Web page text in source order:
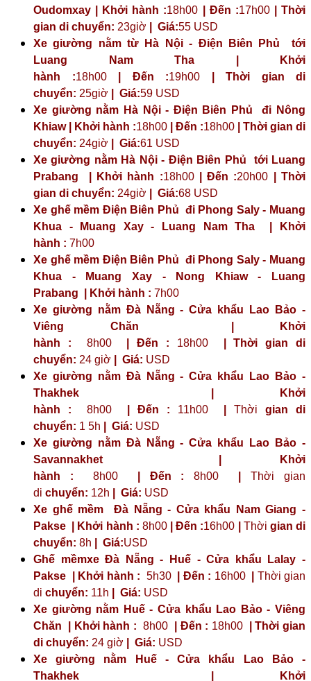
Oudomxay | Khởi hành :18h00 | Đến :17h00| Thời
gian di chuyển: 23giờ | Giá:55 USD
Xe giường nằm từ Hà Nội - Điện Biên Phủ tới
Luang Nam Tha | Khởi
hành :18h00| Đến :19h00 | Thời gian di
chuyển: 25giờ | Giá:59 USD
Xe giường nằm Hà Nội - Điện Biên Phủ đi Nông
Khiaw | Khởi hành :18h00 | Đến :18h00 | Thời gian di
chuyển: 24giờ | Giá:61 USD
Xe giường nằm Hà Nội - Điện Biên Phủ tới Luang
Prabang | Khởi hành :18h00| Đến :20h00 | Thời
gian di chuyển: 24giờ | Giá:68 USD
Xe ghế mềm Điện Biên Phủ đi Phong Saly - Muang
Khua - Muang Xay - Luang Nam Tha | Khởi
hành : 7h00
Xe ghế mềm Điện Biên Phủ đi Phong Saly - Muang
Khua - Muang Xay - Nong Khiaw - Luang
Prabang | Khởi hành : 7h00
Xe giường nằm Đà Nẵng - Cửa khẩu Lao Bảo -
Viêng Chăn | Khởi
hành : 8h00| Đến : 18h00| Thời gian di
chuyển: 24 giờ | Giá: USD
Xe giường nằm Đà Nẵng - Cửa khẩu Lao Bảo -
Thakhek | Khởi
hành : 8h00 | Đến : 11h00 Thời gian di
chuyển: 1 5h Giá: USD
Xe giường nằm Đà Nẵng - Cửa khẩu Lao Bảo -
Savannakhet | Khởi
hành : 8h00| Đến : 8h00 |Thời gian
di chuyển: 12h Giá: USD
Xe ghế mềm Đà Nẵng - Cửa khẩu Nam Giang -
Pakse | Khởi hành : 8h00| Đến :16h00 Thời gian di
chuyển: 8h Giá:USD
Ghế mềmxe Đà Nẵng - Huế - Cửa khẩu Lalay -
Pakse | Khởi hành : 5h30| Đến : 16h00| Thời gian
di chuyển: 11h Giá: USD
Xe giường nằm Huế - Cửa khẩu Lao Bảo - Viêng
Chăn | Khởi hành : 8h00| Đến : 18h00| Thời gian
di chuyển: 24 giờ | Giá: USD
Xe giường nằm Huế - Cửa khẩu Lao Bảo -
Thakhek | Khởi